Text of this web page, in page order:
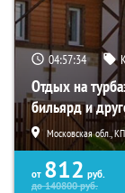
04:57:33
Отдых на
бильярд и
Московская обл.,
от 812 руб.
до140800руб.